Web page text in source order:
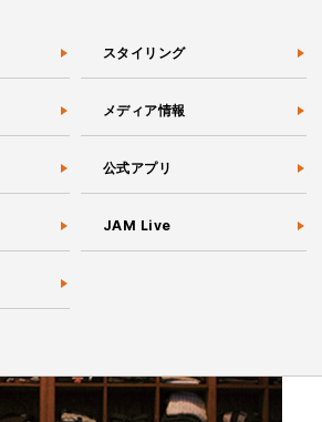
スタイリング
メディア情報
公式アプリ
JAM Live